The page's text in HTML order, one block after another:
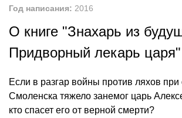
Год написания: 2016
О книге "Знахарь из
Придворный лекарь царя"
Если в разгар войны против ляхов при
Смоленска тяжело занемог царь
кто спасет его от верной смерти?